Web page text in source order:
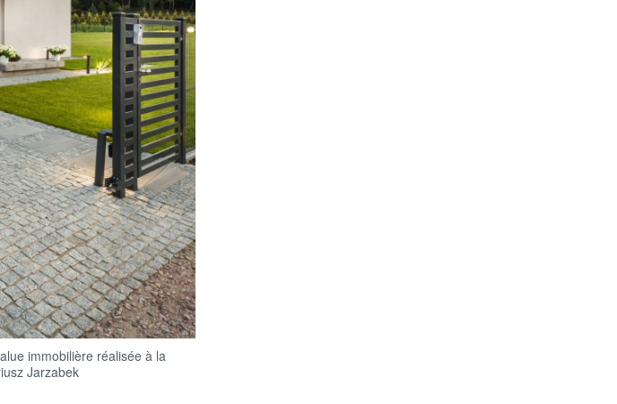
immobilière réalisée à la
Jarzabek